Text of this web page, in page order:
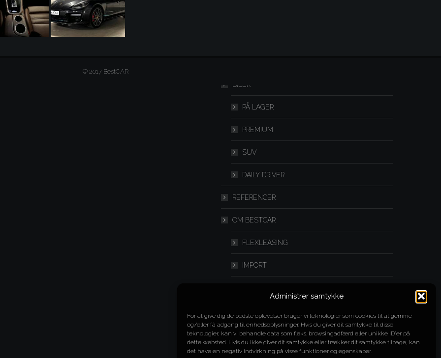
Administrer samtykke
For at give dig de bedste oplevelser bruger vi teknologier som cookies til at gemme
og/eller få adgang til enhedsoplysninger. Hvis du giver dit samtykke til disse
teknologier, kan vi behandle data som f.eks. browsingadfærd eller unikke ID'er på
dette websted. Hvis du ikke giver dit samtykke eller trækker dit samtykke tilbage, kan
det have en negativ indvirkning på visse funktioner og egenskaber.
© 2017 BestCAR
BILER
PÅ LAGER
PREMIUM
SUV
DAILY DRIVER
REFERENCER
OM BESTCAR
FLEXLEASING
IMPORT
KONTAKT